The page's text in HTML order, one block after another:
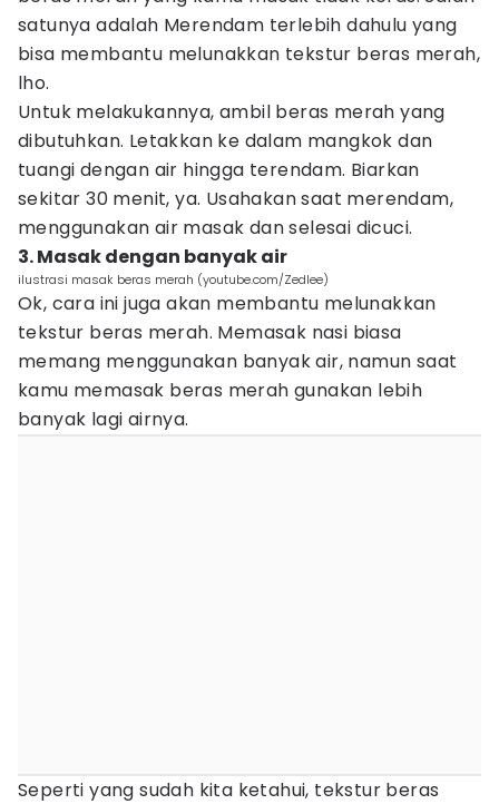
satunya adalah Merendam terlebih dahulu yang
bisa membantu melunakkan tekstur beras merah,
lho.
Untuk melakukannya, ambil beras merah yang
dibutuhkan. Letakkan ke dalam mangkok dan
tuangi dengan air hingga terendam. Biarkan
sekitar 30 menit, ya. Usahakan saat merendam,
menggunakan air masak dan selesai dicuci.
3. Masak dengan banyak air
ilustrasi masak beras merah (youtube.com/Zedlee)
Ok, cara ini juga akan membantu melunakkan
tekstur beras merah. Memasak nasi biasa
memang menggunakan banyak air, namun saat
kamu memasak beras merah gunakan lebih
banyak lagi airnya.
Seperti yang sudah kita ketahui, tekstur beras